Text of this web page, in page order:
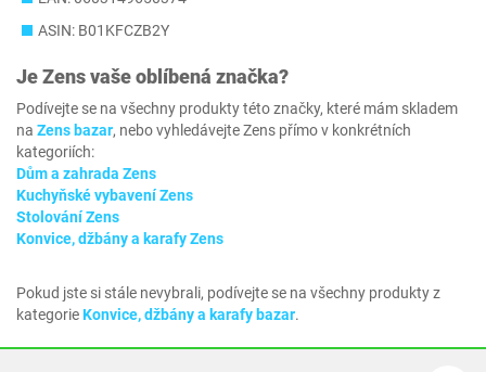
ASIN: B01KFCZB2Y
JeZensvaše oblíbená značka?
Podívejte se na všechny produkty této značky, které mám skladem
na Zens bazar, nebo vyhledávejte Zens přímo v konkrétních
kategoriích:
Dům a zahrada Zens
Kuchyňské vybavení Zens
Stolování Zens
Konvice, džbány a karafy Zens
Pokud jste si stále nevybrali, podívejte se na všechny produkty z
kategorieKonvice, džbány a karafy bazar.